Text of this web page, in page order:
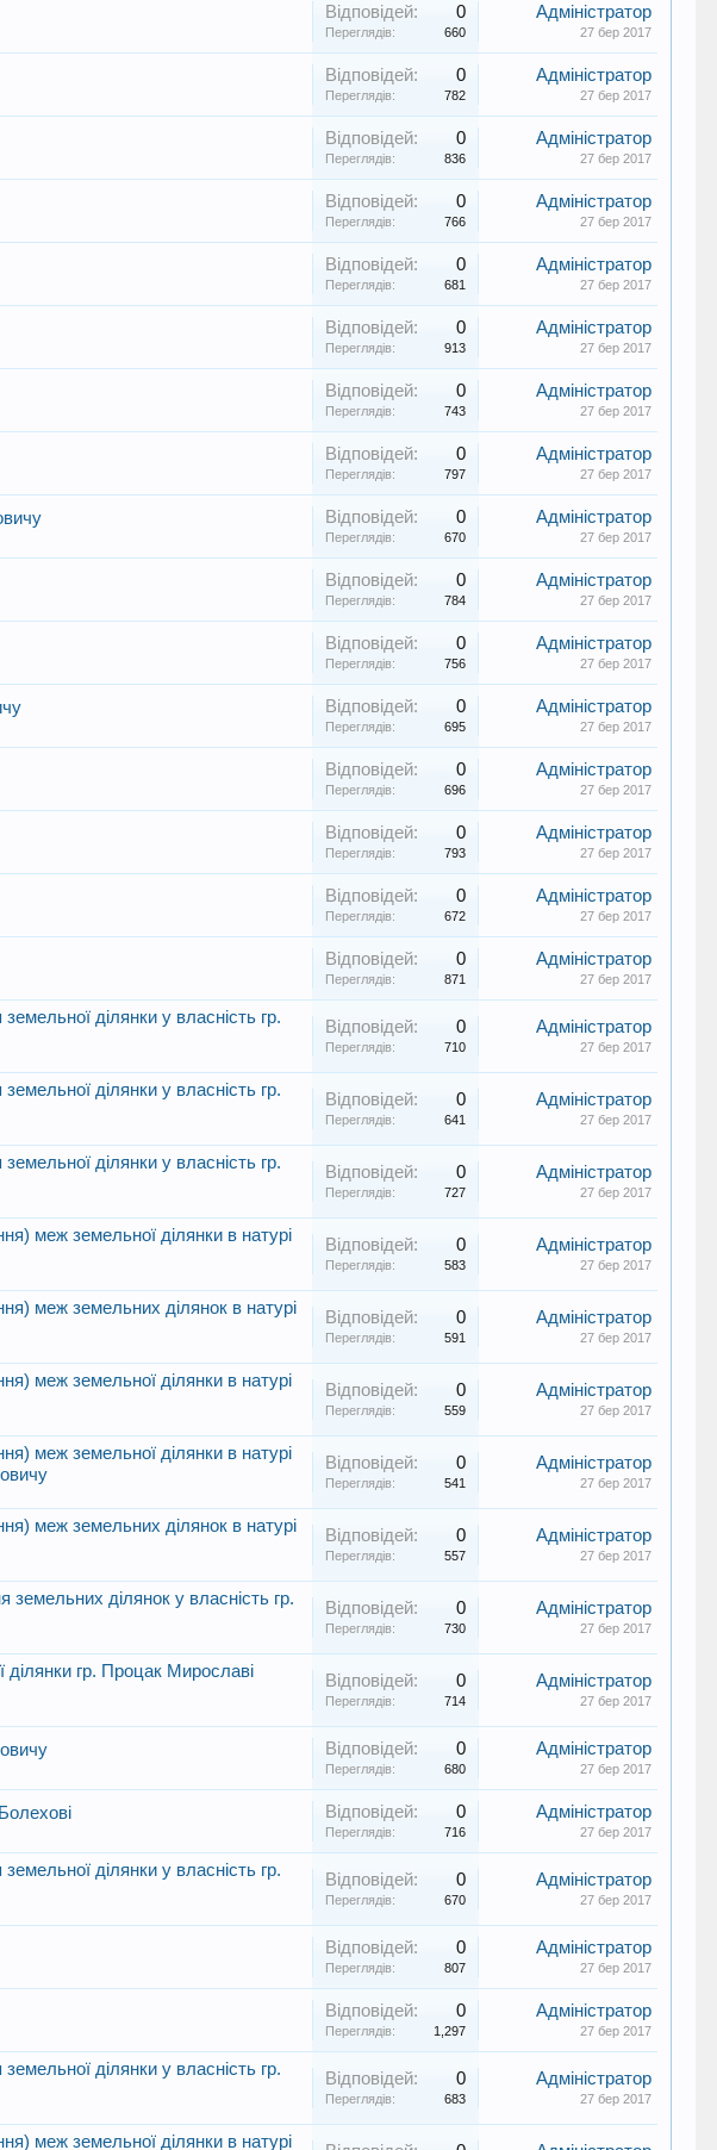
Відповідей: 0
Переглядів: 660
Адміністратор
27 бер 2017
Відповідей: 0
Переглядів: 782
Адміністратор
27 бер 2017
Відповідей: 0
Переглядів: 836
Адміністратор
27 бер 2017
Відповідей: 0
Переглядів: 766
Адміністратор
27 бер 2017
Відповідей: 0
Переглядів: 681
Адміністратор
27 бер 2017
Відповідей: 0
Переглядів: 913
Адміністратор
27 бер 2017
Відповідей: 0
Переглядів: 743
Адміністратор
27 бер 2017
Відповідей: 0
Переглядів: 797
Адміністратор
27 бер 2017
Відповідей: 0
Переглядів: 670
Адміністратор
27 бер 2017
Відповідей: 0
Переглядів: 784
Адміністратор
27 бер 2017
Відповідей: 0
Переглядів: 756
Адміністратор
27 бер 2017
Відповідей: 0
Переглядів: 695
Адміністратор
27 бер 2017
Відповідей: 0
Переглядів: 696
Адміністратор
27 бер 2017
Відповідей: 0
Переглядів: 793
Адміністратор
27 бер 2017
Відповідей: 0
Переглядів: 672
Адміністратор
27 бер 2017
Відповідей: 0
Переглядів: 871
Адміністратор
27 бер 2017
ділянки у власність гр.
Відповідей: 0
Переглядів: 710
Адміністратор
27 бер 2017
ділянки у власність гр.
Відповідей: 0
Переглядів: 641
Адміністратор
27 бер 2017
ділянки у власність гр.
Відповідей: 0
Переглядів: 727
Адміністратор
27 бер 2017
меж земельної ділянки в натурі
Відповідей: 0
Переглядів: 583
Адміністратор
27 бер 2017
меж земельних ділянок в натурі
Відповідей: 0
Переглядів: 591
Адміністратор
27 бер 2017
меж земельної ділянки в натурі
Відповідей: 0
Переглядів: 559
Адміністратор
27 бер 2017
меж земельної ділянки в натурі
Відповідей: 0
Переглядів: 541
Адміністратор
27 бер 2017
меж земельних ділянок в натурі
Відповідей: 0
Переглядів: 557
Адміністратор
27 бер 2017
ділянок у власність гр.
Відповідей: 0
Переглядів: 730
Адміністратор
27 бер 2017
гр. Процак Мирославі
Відповідей: 0
Переглядів: 714
Адміністратор
27 бер 2017
Відповідей: 0
Переглядів: 680
Адміністратор
27 бер 2017
Відповідей: 0
Переглядів: 716
Адміністратор
27 бер 2017
ділянки у власність гр.
Відповідей: 0
Переглядів: 670
Адміністратор
27 бер 2017
Відповідей: 0
Переглядів: 807
Адміністратор
27 бер 2017
Відповідей: 0
Переглядів: 1,297
Адміністратор
27 бер 2017
ділянки у власність гр.
Відповідей: 0
Переглядів: 683
Адміністратор
27 бер 2017
меж земельної ділянки в натурі